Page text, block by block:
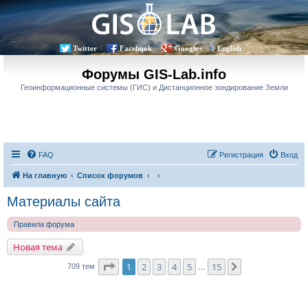
Twitter Facebook Google+ English
Форумы GIS-Lab.info
Геоинформационные системы (ГИС) и Дистанционное зондирование Земли
FAQ Вход
Регистрация
На главную Список форумов
Материалы сайта
Правила форума
Новая тема
709 тем Страница1 из
1 2 3 4 5 15